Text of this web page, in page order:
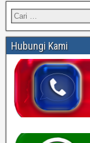
Hubungi Kami